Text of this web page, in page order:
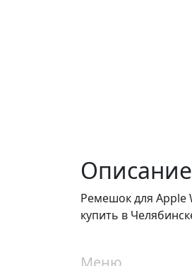
Описание
Ремешок для Apple
купить в
Меню